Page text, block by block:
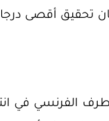
تحقيق أقصى
الفرنسي في